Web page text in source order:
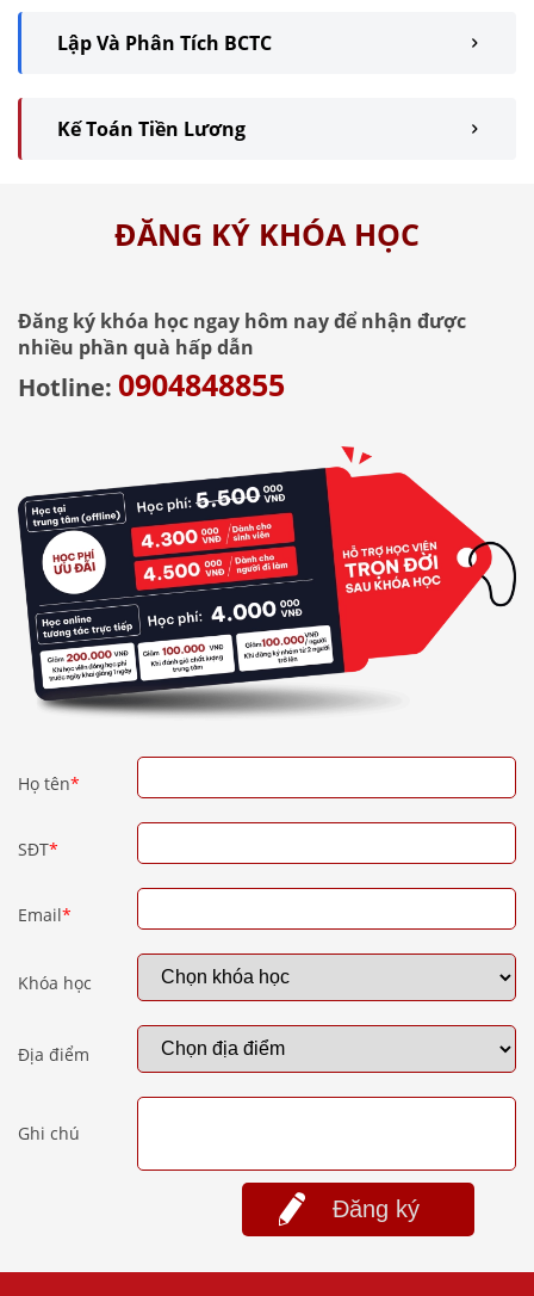
Lập Và Phân Tích BCTC
Kế Toán Tiền Lương
ĐĂNG KÝ KHÓA HỌC
Đăng ký khóa học ngay hôm nay để nhận được
nhiều phần quà hấp dẫn
Hotline: 0904848855
Họ tên*
SĐT*
Email*
Khóa học
Địa điểm
Ghi chú
Đăng ký